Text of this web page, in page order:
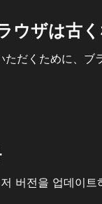
ウザは古
だくために、ブ
버전을 업데이트